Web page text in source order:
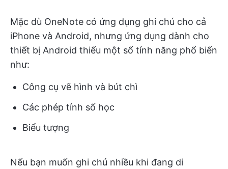
Mặc dù OneNote có ứng dụng ghi chú cho cả
iPhone và Android, nhưng ứng dụng dành cho
thiết bị Android thiếu một số tính năng phổ biến
như:
Công cụ vẽ hình và bút chì
Các phép tính số học
Biểu tượng
Nếu bạn muốn ghi chú nhiều khi đang di